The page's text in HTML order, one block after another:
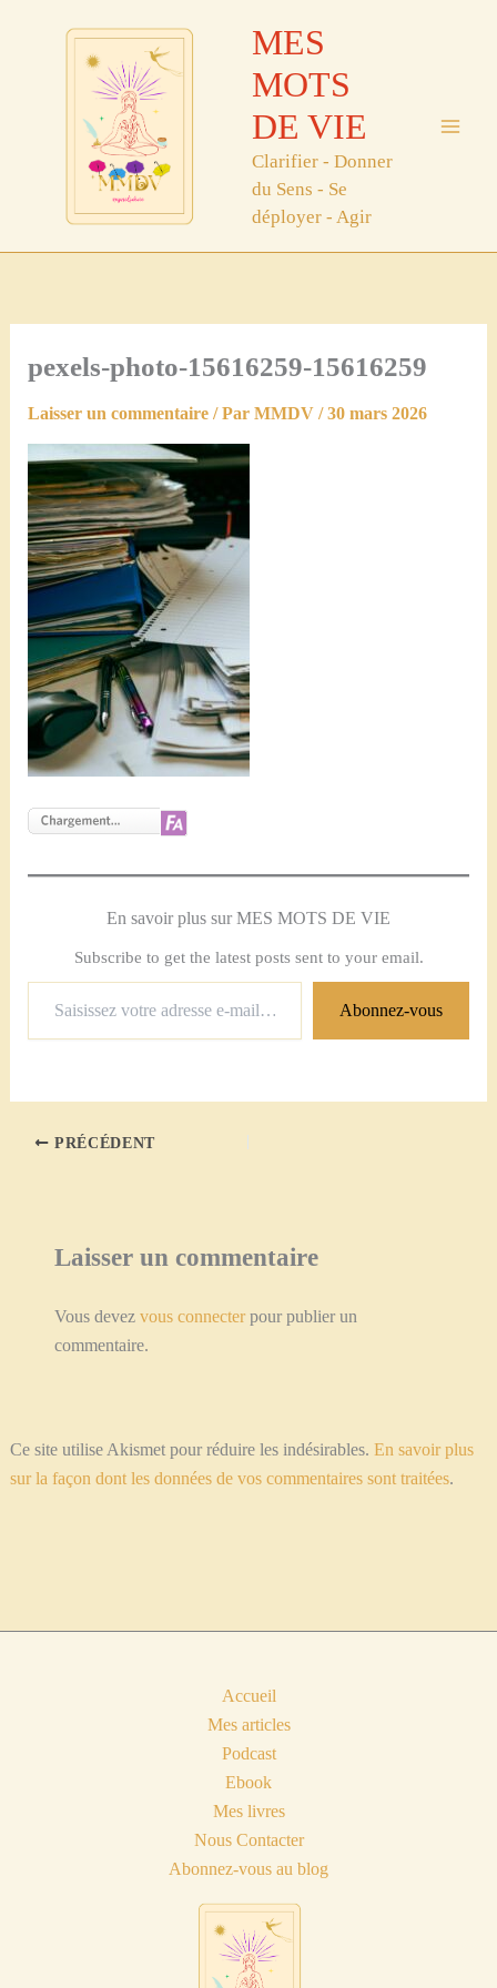
MES
MOTS
DE VIE
Clarifier - Donner
du Sens - Se
déployer - Agir
pexels-photo-15616259-15616259
Laisser un commentaire / Par MMDV /30 mars 2026
En savoir plus sur MES MOTS DE VIE
Subscribe to get the latest posts sent to your email.
votre
adresse
Abonnez-vous
PRÉCÉDENT
Laisser un commentaire
Vous devez vous connecterpour publier un
commentaire.
Ce site utilise Akismet pour réduire les indésirables. En savoir plus
sur la façon dont les données de vos commentaires sont traitées.
Accueil
Mes articles
Podcast
Ebook
Mes livres
Nous Contacter
Abonnez-vous au blog